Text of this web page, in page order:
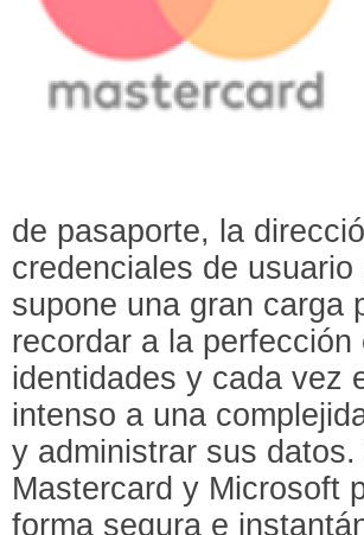
de pasaporte, la
credenciales de
supone una gran carga
recordar a la
identidades y cada vez
intenso a una
y administrar sus
Mastercard y Microsoft
forma segura e